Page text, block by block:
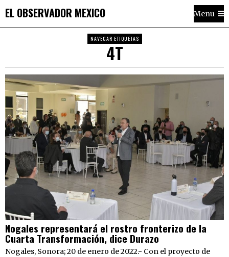
EL OBSERVADOR MEXICO Menu
NAVEGAR ETIQUETAS
4T
Nogales representará el rostro fronterizo de la
Cuarta Transformación, dice Durazo
Nogales, Sonora; 20 de enero de 2022.- Con el proyecto de